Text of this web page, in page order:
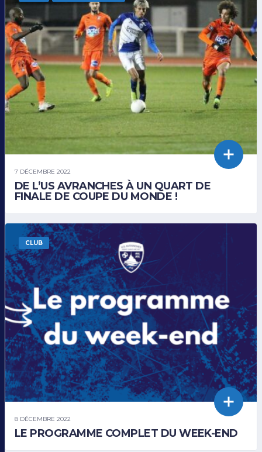
7 DÉCEMBRE 2022
DE L’US AVRANCHES À UN QUART DE
FINALE DE COUPE DU MONDE !
CLUB
8 DÉCEMBRE 2022
LE PROGRAMME COMPLET DU WEEK-END